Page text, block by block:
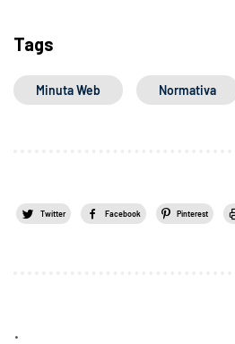
Tags
Minuta Web Normativa
Twitter Facebook Pinterest
.